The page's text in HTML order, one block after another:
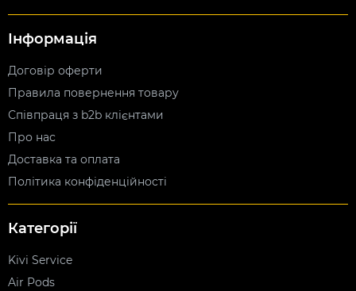
Інформація
Договір оферти
Правила повернення товару
Співпраця з b2b клієнтами
Про нас
Доставка та оплата
Політика конфіденційності
Категорії
Kivi Service
Air Pods